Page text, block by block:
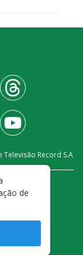
Televisão Record S.A
de